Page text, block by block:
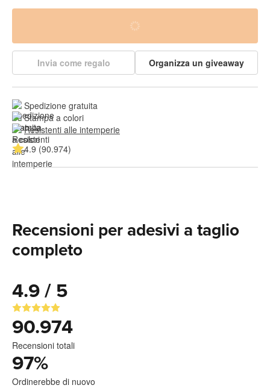
Invia come regalo Organizza un giveaway
Spedizione gratuita
Stampa a colori
Resistenti alle intemperie
4.9 (90.974)
Recensioni per adesivi a taglio
completo
4.9 / 5
90.974
Recensioni totali
97%
Ordinerebbe di nuovo